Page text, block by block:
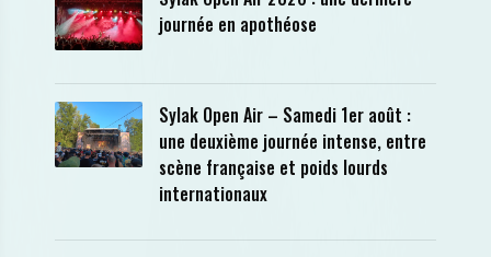
journée en apothéose
Sylak Open Air – Samedi 1er août :
une deuxième journée intense, entre
scène française et poids lourds
internationaux